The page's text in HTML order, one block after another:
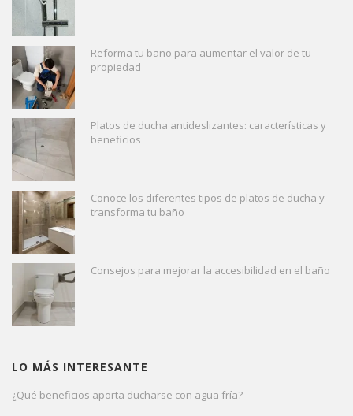
Reforma tu baño para aumentar el valor de tu
propiedad
Platos de ducha antideslizantes: características y
beneficios
Conoce los diferentes tipos de platos de ducha y
transforma tu baño
Consejos para mejorar la accesibilidad en el baño
LO MÁS INTERESANTE
¿Qué beneficios aporta ducharse con agua fría?